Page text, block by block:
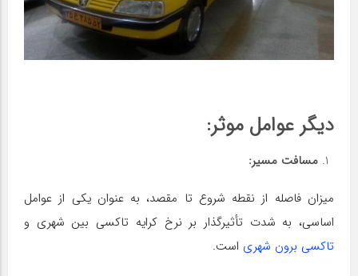
دیگر عوامل موثر:
مسافت مسیر:
میزان فاصله از نقطه شروع تا مقصد، به عنوان یکی از عوامل
اساسی، به شدت تأثیرگذار بر نرخ کرایه تاکسی بین شهری و
تاکسی برون شهری است.